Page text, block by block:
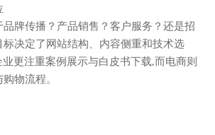
品牌传播？产品销售？客户服务？还是招
决定了网站结构、内容侧重和技术选
更注重案例展示与白皮书下载,而电商则
物流程。